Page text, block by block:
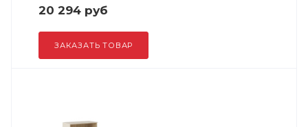
20 294 руб
ЗАКАЗАТЬ ТОВАР